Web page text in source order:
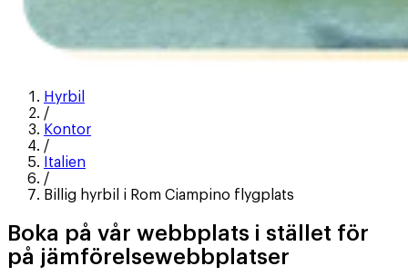
Hyrbil
/
Kontor
/
Italien
/
Billig hyrbil i Rom Ciampino flygplats
Boka på vår webbplats i stället för
på jämförelsewebbplatser